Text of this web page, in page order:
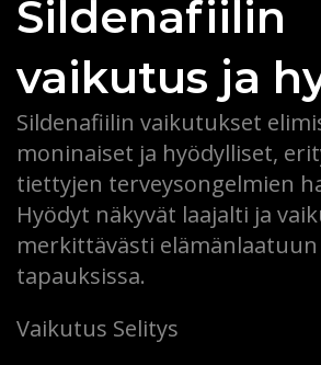
Sildenafiilin
vaikutus ja
Sildenafiilin vaikutukset
moninaiset ja hyödylliset,
tiettyjen terveysongelmien
Hyödyt näkyvät laajalti ja
merkittävästi
tapauksissa.
Vaikutus Selitys